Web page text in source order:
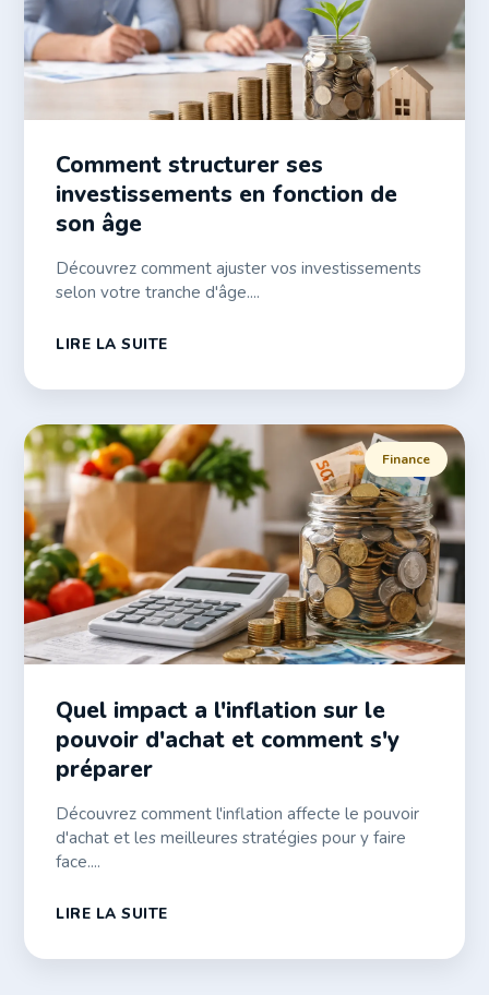
Comment structurer ses
investissements en fonction de
son âge
Découvrez comment ajuster vos investissements
selon votre tranche d'âge....
LIRE LA SUITE
Finance
Quel impact a l'inflation sur le
pouvoir d'achat et comment s'y
préparer
Découvrez comment l'inflation affecte le pouvoir
d'achat et les meilleures stratégies pour y faire
face....
LIRE LA SUITE